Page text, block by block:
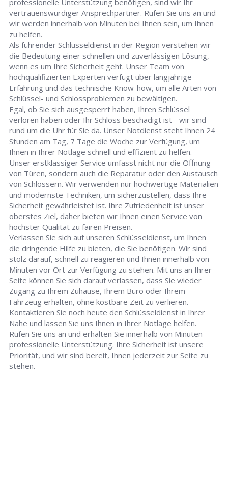
professionelle Unterstützung benötigen, sind wir Ihr
vertrauenswürdiger Ansprechpartner. Rufen Sie uns an und
wir werden innerhalb von Minuten bei Ihnen sein, um Ihnen
zu helfen.
Als führender Schlüsseldienst in der Region verstehen wir
die Bedeutung einer schnellen und zuverlässigen Lösung,
wenn es um Ihre Sicherheit geht. Unser Team von
hochqualifizierten Experten verfügt über langjährige
Erfahrung und das technische Know-how, um alle Arten von
Schlüssel- und Schlossproblemen zu bewältigen.
Egal, ob Sie sich ausgesperrt haben, Ihren Schlüssel
verloren haben oder Ihr Schloss beschädigt ist - wir sind
rund um die Uhr für Sie da. Unser Notdienst steht Ihnen 24
Stunden am Tag, 7 Tage die Woche zur Verfügung, um
Ihnen in Ihrer Notlage schnell und effizient zu helfen.
Unser erstklassiger Service umfasst nicht nur die Öffnung
von Türen, sondern auch die Reparatur oder den Austausch
von Schlössern. Wir verwenden nur hochwertige Materialien
und modernste Techniken, um sicherzustellen, dass Ihre
Sicherheit gewährleistet ist. Ihre Zufriedenheit ist unser
oberstes Ziel, daher bieten wir Ihnen einen Service von
höchster Qualität zu fairen Preisen.
Verlassen Sie sich auf unseren Schlüsseldienst, um Ihnen
die dringende Hilfe zu bieten, die Sie benötigen. Wir sind
stolz darauf, schnell zu reagieren und Ihnen innerhalb von
Minuten vor Ort zur Verfügung zu stehen. Mit uns an Ihrer
Seite können Sie sich darauf verlassen, dass Sie wieder
Zugang zu Ihrem Zuhause, Ihrem Büro oder Ihrem
Fahrzeug erhalten, ohne kostbare Zeit zu verlieren.
Kontaktieren Sie noch heute den Schlüsseldienst in Ihrer
Nähe und lassen Sie uns Ihnen in Ihrer Notlage helfen.
Rufen Sie uns an und erhalten Sie innerhalb von Minuten
professionelle Unterstützung. Ihre Sicherheit ist unsere
Priorität, und wir sind bereit, Ihnen jederzeit zur Seite zu
stehen.